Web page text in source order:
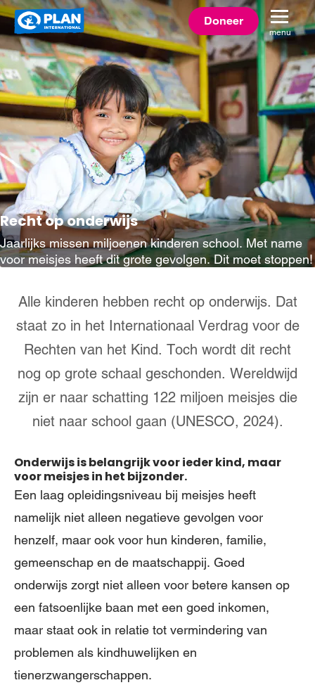
Plan
International
Doneer
menu
Recht op onderwijs
Jaarlijks missen miljoenen kinderen school. Met name
voor meisjes heeft dit grote gevolgen. Dit moet stoppen!
Alle kinderen hebben recht op onderwijs. Dat
staat zo in het Internationaal Verdrag voor de
Rechten van het Kind. Toch wordt dit recht
nog op grote schaal geschonden. Wereldwijd
zijn er naar schatting 122 miljoen meisjes die
niet naar school gaan (UNESCO, 2024).
Onderwijs is belangrijk voor ieder kind, maar
voor meisjes in het bijzonder.
Een laag opleidingsniveau bij meisjes heeft
namelijk niet alleen negatieve gevolgen voor
henzelf, maar ook voor hun kinderen, familie,
gemeenschap en de maatschappij. Goed
onderwijs zorgt niet alleen voor betere kansen op
een fatsoenlijke baan met een goed inkomen,
maar staat ook in relatie tot vermindering van
problemen als kindhuwelijken en
tienerzwangerschappen.